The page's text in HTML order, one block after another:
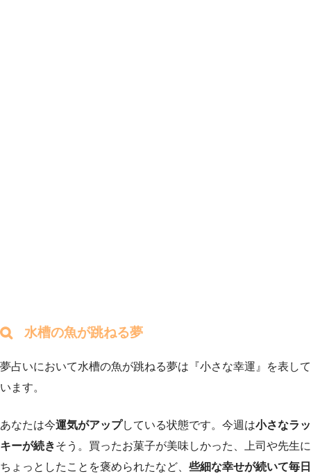
水槽の魚が跳ねる夢
夢占いにおいて水槽の魚が跳ねる夢は『小さな幸運』を表して
います。
あなたは今運気がアップしている状態です。今週は小さなラッ
キーが続きそう。買ったお菓子が美味しかった、上司や先生に
ちょっとしたことを褒められたなど、 些細な幸せが続いて毎日